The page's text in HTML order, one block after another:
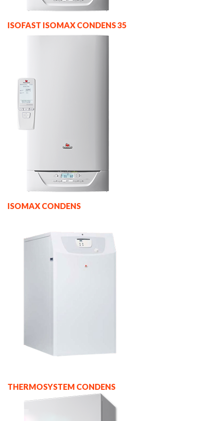
ISOFAST ISOMAX CONDENS 35
ISOMAX CONDENS
THERMOSYSTEM CONDENS